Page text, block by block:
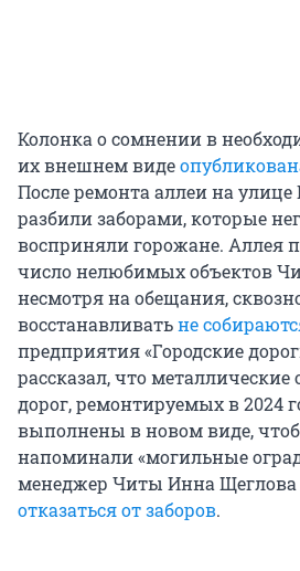
Колонка о сомнении в
их внешнем виде
После ремонта аллеи на улице
разбили заборами, которые
восприняли горожане. Аллея
число нелюбимых объектов
несмотря на обещания,
восстанавливатьне
предприятия «Городские
рассказал, что
дорог, ремонтируемых в 2024
выполнены в новом виде,
напоминали «могильные
менеджер Читы Инна Щеглова
отказаться от заборов.